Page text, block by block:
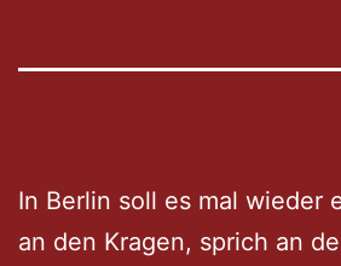
In Berlin soll es mal wieder
an den Kragen, sprich an